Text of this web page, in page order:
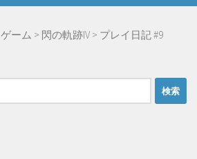
ゲーム > 閃の軌跡IV > プレイ日記 #9